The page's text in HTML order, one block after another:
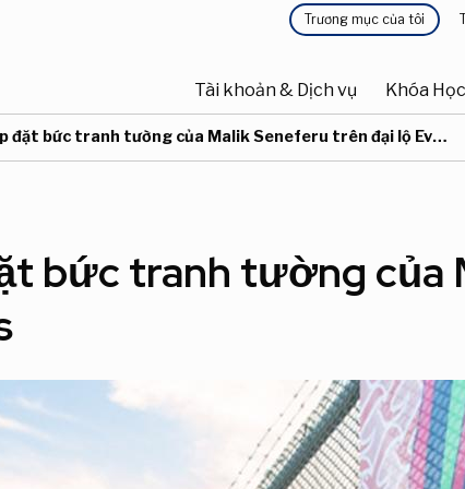
Trương mục của tôi
hướng
chính
Tài khoản & Dịch vụ Khóa Học
đặt bức tranh tường của Malik Seneferu trên đại lộ Evans
bức tranh tường của